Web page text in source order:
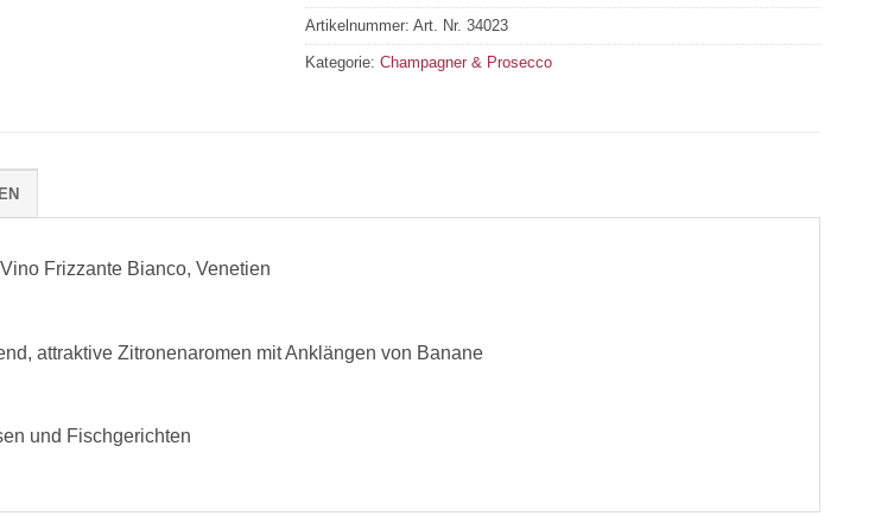
Artikelnummer: Art. Nr. 34023
Kategorie: Champagner & Prosecco
Frizzante Bianco, Venetien
attraktive Zitronenaromen mit Anklängen von Banane
und Fischgerichten